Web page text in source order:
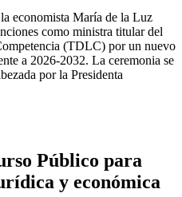
economista María de la Luz
como ministra titular del
(TDLC) por un nuevo
a 2026-2032. La ceremonia se
por la Presidenta
Público para
y económica